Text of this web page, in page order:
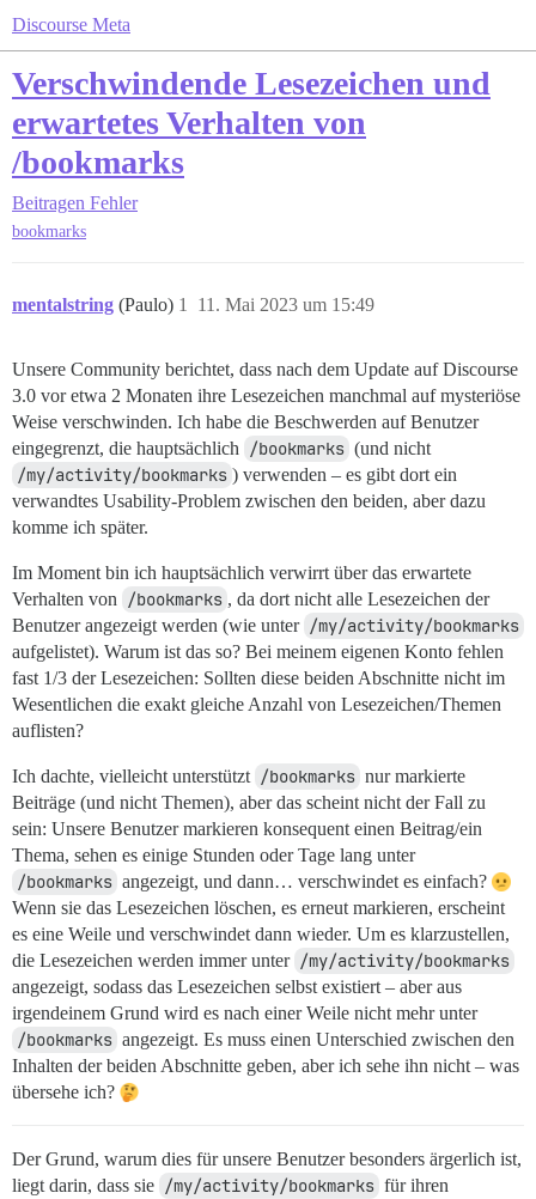
Discourse Meta
Verschwindende Lesezeichen und
erwartetes Verhalten von
/bookmarks
Beitragen Fehler
bookmarks
mentalstring (Paulo) 11. Mai 2023 um 15:49
1
Unsere Community berichtet, dass nach dem Update auf Discourse
3.0 vor etwa 2 Monaten ihre Lesezeichen manchmal auf mysteriöse
Weise verschwinden. Ich habe die Beschwerden auf Benutzer
eingegrenzt, die hauptsächlich
/bookmarks (und nicht
/my/activity/bookmarks ) verwenden – es gibt dort ein
verwandtes Usability-Problem zwischen den beiden, aber dazu
komme ich später.
Im Moment bin ich hauptsächlich verwirrt über das erwartete
Verhalten von
/bookmarks , da dort nicht alle Lesezeichen der
Benutzer angezeigt werden (wie unter /my/activity/bookmarks
aufgelistet). Warum ist das so? Bei meinem eigenen Konto fehlen
fast 1/3 der Lesezeichen: Sollten diese beiden Abschnitte nicht im
Wesentlichen die exakt gleiche Anzahl von Lesezeichen/Themen
auflisten?
Ich dachte, vielleicht unterstützt /bookmarks nur markierte
Beiträge (und nicht Themen), aber das scheint nicht der Fall zu
sein: Unsere Benutzer markieren konsequent einen Beitrag/ein
Thema, sehen es einige Stunden oder Tage lang unter
/bookmarks angezeigt, und dann… verschwindet es einfach?
Wenn sie das Lesezeichen löschen, es erneut markieren, erscheint
es eine Weile und verschwindet dann wieder. Um es klarzustellen,
die Lesezeichen werden immer unter /my/activity/bookmarks
angezeigt, sodass das Lesezeichen selbst existiert – aber aus
irgendeinem Grund wird es nach einer Weile nicht mehr unter
/bookmarks angezeigt. Es muss einen Unterschied zwischen den
Inhalten der beiden Abschnitte geben, aber ich sehe ihn nicht – was
übersehe ich?
Der Grund, warum dies für unsere Benutzer besonders ärgerlich ist,
liegt darin, dass sie /my/activity/bookmarks für ihren